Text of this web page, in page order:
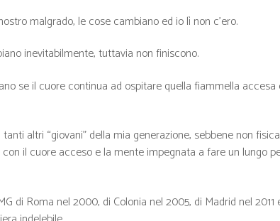
malgrado, le cose cambiano ed io lì non c’ero.
inevitabilmente, tuttavia non finiscono.
se il cuore continua ad ospitare quella fiammella accesa
altri “giovani” della mia generazione, sebbene non
il cuore acceso e la mente impegnata a fare un lungo
di Roma nel 2000, di Colonia nel 2005, di Madrid nel